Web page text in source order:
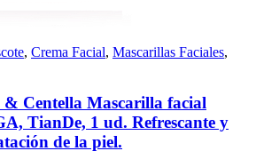
, Crema Facial, Mascarillas Faciales,
& Centella Mascarilla facial
TianDe, 1 ud. Refrescante y
de la piel.